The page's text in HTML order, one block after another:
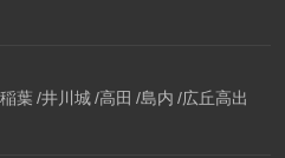
稲葉 井川城 高田 島内 広丘高出